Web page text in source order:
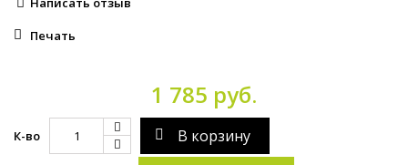
Печать
1 785 руб.
К-во В корзину